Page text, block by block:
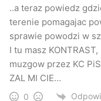
..a teraz powiedz
terenie pomagajac
sprawie powodzi w
I tu masz
muzgow przez KC PiS
ZAL MI CIE…
0